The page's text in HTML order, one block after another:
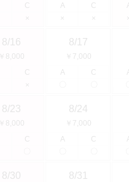
C
×
A
×
C
×
×
8/16
￥8,000
C
×
8/17
￥7,000
A
C
8/23
￥8,000
C
8/24
￥7,000
A
C
A
8/30 8/31